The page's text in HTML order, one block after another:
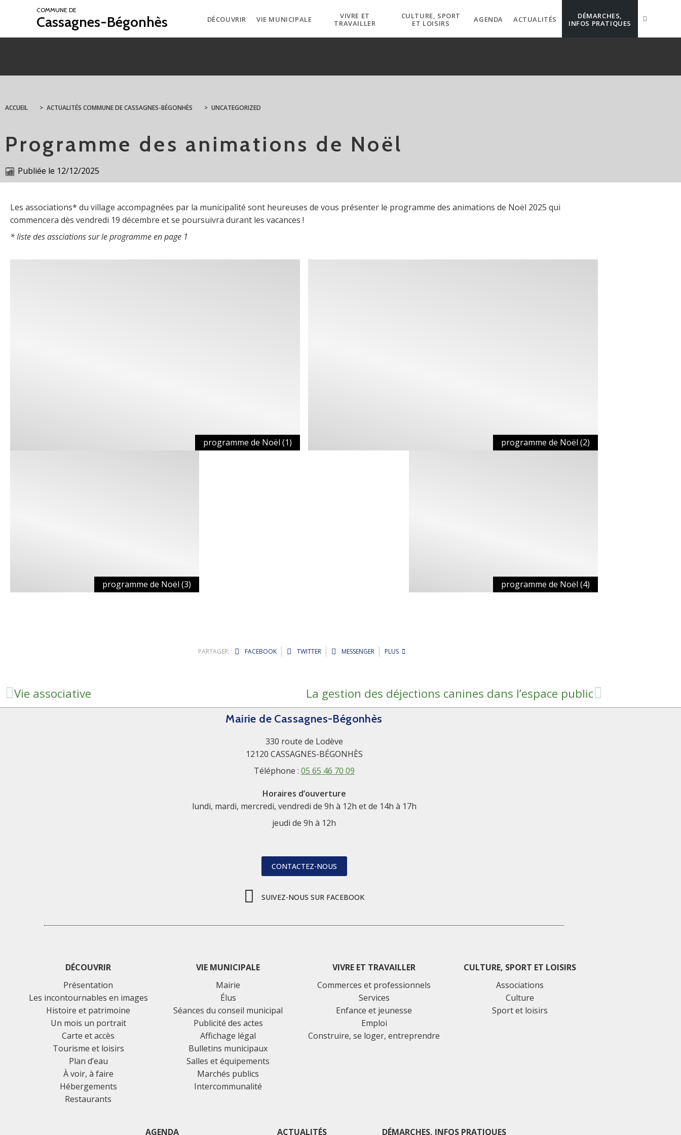
COMMUNE DE
Cassagnes-Bégonhès DÉCOUVRIR VIE MUNICIPALE
VIVRE ET
TRAVAILLER
CULTURE, SPORT
ET LOISIRS
AGENDA ACTUALITÉS
DÉMARCHES,
INFOS PRATIQUES
ACCUEIL > ACTUALITÉS COMMUNE DE CASSAGNES-BÉGONHÈS > UNCATEGORIZED
Programme des animations de Noël
Publiée le 12/12/2025
Les associations* du village accompagnées par la municipalité sont heureuses de vous présenter le programme des animations de Noël 2025 qui
commencera dès vendredi 19 décembre et se poursuivra durant les vacances !
* liste des assciations sur le programme en page 1
programme de Noël (1) programme de Noël (2)
programme de Noël (3) programme de Noël (4)
PARTAGER: FACEBOOK TWITTER MESSENGER PLUS
Vie associative La gestion des déjections canines dans l’espace public
Mairie de Cassagnes-Bégonhès
330 route de Lodève
12120 CASSAGNES-BÉGONHÈS
Téléphone : 05 65 46 70 09
Horaires d’ouverture
lundi, mardi, mercredi, vendredi de 9h à 12h et de 14h à 17h
jeudi de 9h à 12h
CONTACTEZ-NOUS
SUIVEZ-NOUS SUR FACEBOOK
DÉCOUVRIR
Présentation
Les incontournables en images
Histoire et patrimoine
Un mois un portrait
Carte et accès
Tourisme et loisirs
Plan d’eau
À voir, à faire
Hébergements
Restaurants
VIE MUNICIPALE
Mairie
Élus
Séances du conseil municipal
Publicité des actes
Affichage légal
Bulletins municipaux
Salles et équipements
Marchés publics
Intercommunalité
VIVRE ET TRAVAILLER
Commerces et professionnels
Services
Enfance et jeunesse
Emploi
Construire, se loger, entreprendre
CULTURE, SPORT ET LOISIRS
Associations
Culture
Sport et loisirs
AGENDA ACTUALITÉS DÉMARCHES, INFOS PRATIQUES